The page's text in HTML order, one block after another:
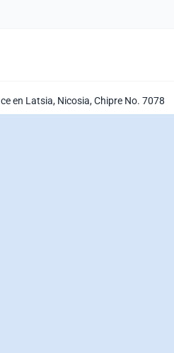
en Latsia, Nicosia, Chipre No. 7078